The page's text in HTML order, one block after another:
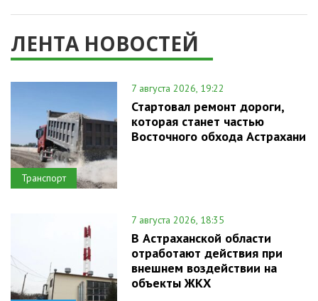
ЛЕНТА НОВОСТЕЙ
Транспорт
7 августа 2026, 19:22
Стартовал ремонт дороги,
которая станет частью
Восточного обхода Астрахани
7 августа 2026, 18:35
В Астраханской области
отработают действия при
внешнем воздействии на
объекты ЖКХ